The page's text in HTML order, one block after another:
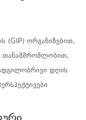
(GIP) ორგანიზებით,
თანამშრომლობით,
დღის